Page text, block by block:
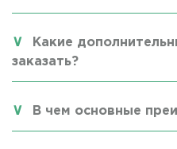
Какие
заказать?
В чем основные